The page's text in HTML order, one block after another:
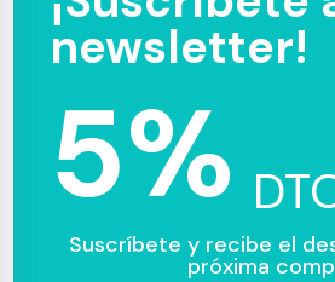
newsletter!
5%
Suscríbete y recibe el
próxima